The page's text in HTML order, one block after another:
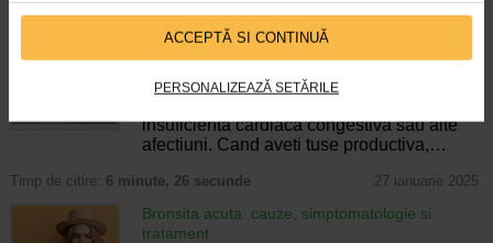
ACCEPTĂ SI CONTINUĂ
PERSONALIZEAZĂ SETĂRILE
Tot ce trebuie sa stiti despre tusea productiva
Boli ale sistemului respirator
Tusea productiva este o tuse prin care se
expectoreaza sputa si poate indica o
insuficienta cardiaca congestiva sau alte
afectiuni. Cand aveti tuse productiva,…
Timp de citire: 6 minute, 26 secunde 27 ianuarie 2025
Bronsita acuta: cauze, simptomatologie si
tratament